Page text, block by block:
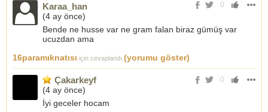
0
Karaa_han
(4 ay önce)
Bende ne husse var ne gram falan biraz gümüş var
ucuzdan ama
16paramıknatısı için cevaplandı (yorumu göster)
0
Çakarkeyf
(4 ay önce)
İyi geceler hocam